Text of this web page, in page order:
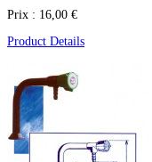
Prix : 16,00 €
Product Details